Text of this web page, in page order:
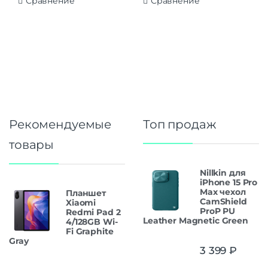
Рекомендуемые
товары
Планшет
Xiaomi
Redmi Pad 2
4/128GB Wi-
Fi Graphite
Gray
Топ продаж
Nillkin для
iPhone 15 Pro
Max чехол
CamShield
ProP PU
Leather Magnetic Green
3 399 ₽